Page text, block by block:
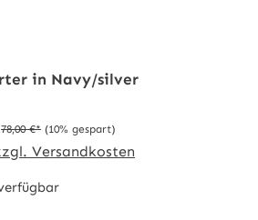
in Navy/silver
78,00 €* (10% gespart)
Versandkosten